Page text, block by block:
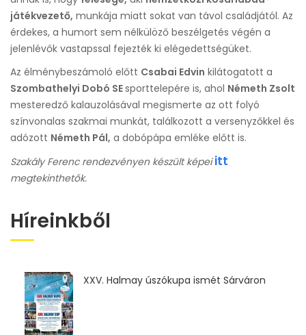
játékvezető, munkája miatt sokat van távol családjától. Az
érdekes, a humort sem nélkülöző beszélgetés végén a
jelenlévők vastapssal fejezték ki elégedettségüket.
Az élménybeszámoló előtt Csabai Edvin kilátogatott a
Szombathelyi Dobó SEsporttelepére is, ahol Németh Zsolt
mesteredző kalauzolásával megismerte az ott folyó
színvonalas szakmai munkát, találkozott a versenyzőkkel és
adózott Németh Pál, a dobópápa emléke előtt is.
Szakály Ferenc rendezvényen készült képeiitt
megtekinthetők.
Híreinkből
XXV. Halmay úszókupa ismét Sárváron